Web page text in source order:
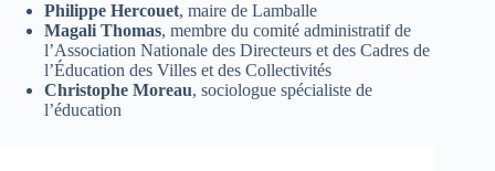
Philippe Hercouet, maire de Lamballe
Magali Thomas, membre du comité administratif de
l’Association Nationale des Directeurs et des Cadres de
l’Éducation des Villes et des Collectivités
Christophe Moreau, sociologue spécialiste de
l’éducation